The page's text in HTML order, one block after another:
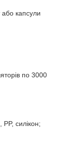
капсули
по 3000
силікон;